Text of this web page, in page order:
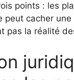
points : les
peut cacher
pas la réalité